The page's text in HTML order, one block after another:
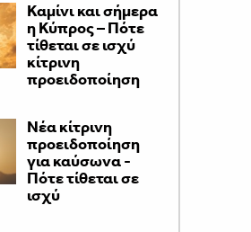
Καμίνι και σήμερα
η Κύπρος – Πότε
τίθεται σε ισχύ
κίτρινη
προειδοποίηση
Νέα κίτρινη
προειδοποίηση
για καύσωνα -
Πότε τίθεται σε
ισχύ